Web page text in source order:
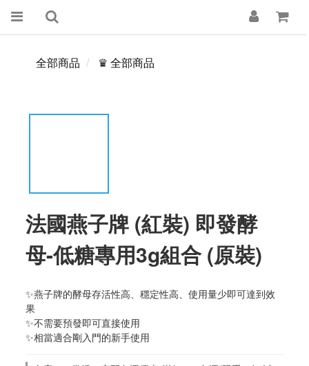
全部商品 ♛ 全部商品
法國燕子牌 (紅裝) 即發酵
母-低糖專用3g組合 (原裝)
✨燕子牌的酵母存活性高、穩定性高、使用量少即可達到效
果
✨不需要預發即可直接使用
✨相當適合剛入門的新手使用